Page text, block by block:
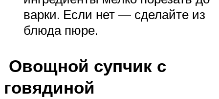
варки. Если нет — сделайте из
блюда пюре.
Овощной супчик с
говядиной